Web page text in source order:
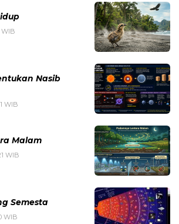
WIB
Nasib
WIB
Malam
WIB
Semesta
WIB